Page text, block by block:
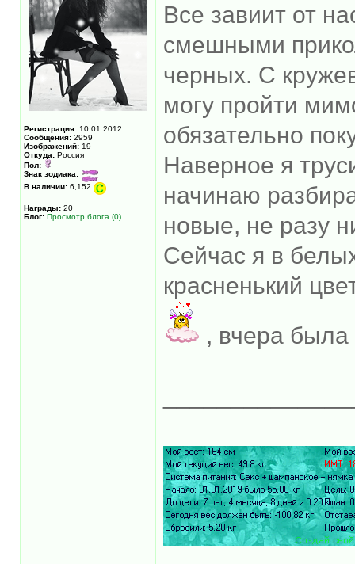
Регистрация: 10.01.2012
Сообщения: 2959
Изображений: 19
Откуда: Россия
Пол:
Знак зодиака:
В наличии: 6,152
Награды: 20
Блог: Просмотр блога (0)
Все завиит от
смешными
черных. С
могу пройти
обязательно
Наверное я
начинаю
новые, не разу
Сейчас я в
красненький
, вчера была